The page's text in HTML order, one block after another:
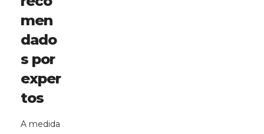
men
dado
s por
exper
tos
A medida